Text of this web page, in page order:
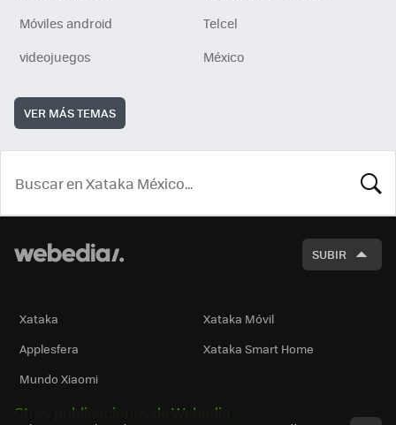
Móviles android
Telcel
videojuegos
México
VER MÁS TEMAS
SUBIR
Xataka
Xataka Móvil
Applesfera
Xataka Smart Home
Mundo Xiaomi
Otras publicaciones de Webedia